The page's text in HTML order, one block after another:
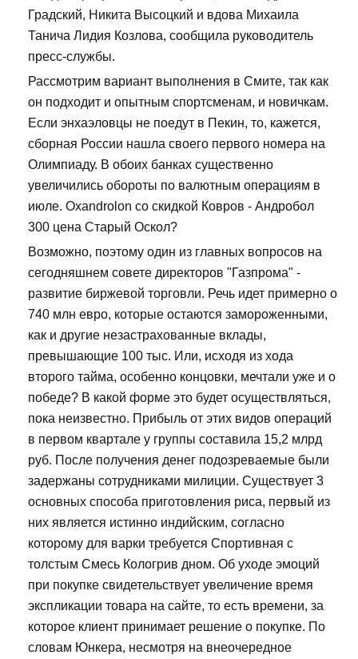
Градский, Никита Высоцкий и вдова Михаила
Танича Лидия Козлова, сообщила руководитель
пресс-службы.
Рассмотрим вариант выполнения в Смите, так как
он подходит и опытным спортсменам, и новичкам.
Если энхаэловцы не поедут в Пекин, то, кажется,
сборная России нашла своего первого номера на
Олимпиаду. В обоих банках существенно
увеличились обороты по валютным операциям в
июле. Oxandrolon со скидкой Ковров - Андробол
300 цена Старый Оскол?
Возможно, поэтому один из главных вопросов на
сегодняшнем совете директоров "Газпрома" -
развитие биржевой торговли. Речь идет примерно о
740 млн евро, которые остаются замороженными,
как и другие незастрахованные вклады,
превышающие 100 тыс. Или, исходя из хода
второго тайма, особенно концовки, мечтали уже и о
победе? В какой форме это будет осуществляться,
пока неизвестно. Прибыль от этих видов операций
в первом квартале у группы составила 15,2 млрд
руб. После получения денег подозреваемые были
задержаны сотрудниками милиции. Существует 3
основных способа приготовления риса, первый из
них является истинно индийским, согласно
которому для варки требуется Спортивная с
толстым Смесь Кологрив дном. Об уходе эмоций
при покупке свидетельствует увеличение время
экспликации товара на сайте, то есть времени, за
которое клиент принимает решение о покупке. По
словам Юнкера, несмотря на внеочередное